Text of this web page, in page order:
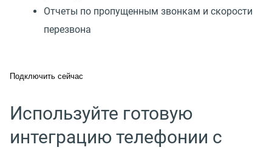
Отчеты по пропущенным звонкам и скорости
перезвона
Подключить сейчас
Используйте готовую
интеграцию телефонии с